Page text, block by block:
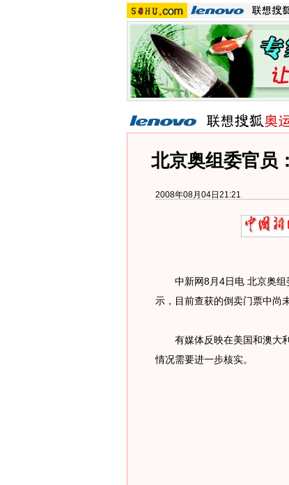
北京奥组委官员
2008年08月04日21:21
中新网8月4日电 北京奥组
示，目前查获的倒卖门票中尚
有媒体反映在美国和澳大利
情况需要进一步核实。